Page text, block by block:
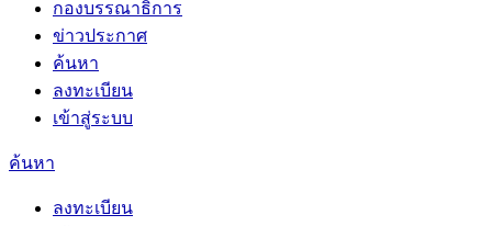
กองบรรณาธิการ
ข่าวประกาศ
ค้นหา
ลงทะเบียน
เข้าสู่ระบบ
ค้นหา
ลงทะเบียน